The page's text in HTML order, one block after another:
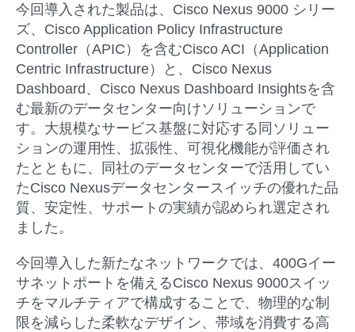
今回導入された製品は、Cisco Nexus 9000 シリー
ズ、Cisco Application Policy Infrastructure
Controller（APIC）を含むCisco ACI（Application
Centric Infrastructure）と、Cisco Nexus
Dashboard、Cisco Nexus Dashboard Insightsを含
む最新のデータセンター向けソリューションで
す。大規模なサービス基盤に対応する同ソリュー
ションの運用性、拡張性、可視化機能が評価され
たとともに、同社のデータセンターで活用してい
たCisco Nexusデータセンタースイッチの優れた品
質、安定性、サポートの実績が認められ選定され
ました。
今回導入した新たなネットワークでは、400Gイー
サネットポートを備えるCisco Nexus 9000スイッ
チをマルチティアで構成することで、物理的な制
限を減らした柔軟なデザイン、帯域を消費する高